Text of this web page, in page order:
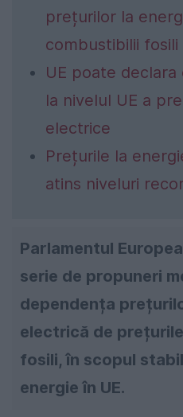
prețurilor la
combustibilii fosili
UE poate declara
la nivelul UE a
electrice
Prețurile la
atins niveluri
Parlamentul
serie de propuneri
dependența
electrică de
fosili, în scopul
energie în UE.